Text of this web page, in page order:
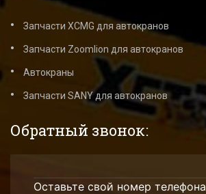
Запчасти XCMG для автокранов
Запчасти Zoomlion для автокранов
Автокраны
Запчасти SANY для автокранов
Обратный звонок:
Оставьте свой номер